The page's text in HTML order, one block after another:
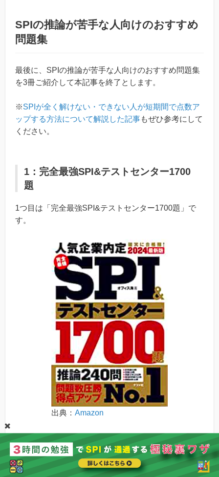
SPIの推論が苦手な人向けのおすすめ
問題集
最後に、SPIの推論が苦手な人向けのおすすめ問題集
を3冊ご紹介して本記事を終了とします。
※SPIが全く解けない・できない人が短期間で点数ア
ップする方法について解説した記事もぜひ参考にして
ください。
1：完全最強SPI&テストセンター1700
題
1つ目は「完全最強SPI&テストセンター1700題」で
す。
出典： Amazon
推論の問題が240問も用意されているので、推論の対
策をしたい人にはぴったりの問題集です。